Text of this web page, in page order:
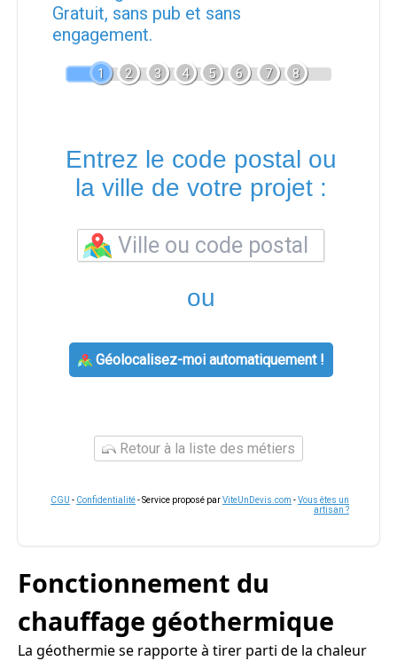
Gratuit, sans pub et sans
engagement.
1 2 3 4 5 6 7 8
Entrez le code postal ou
la ville de votre projet :
ou
Géolocalisez-moi automatiquement !
Retour à la liste des métiers
CGU - Confidentialité- Service proposé parViteUnDevis.com -Vous êtes un
artisan ?
Fonctionnement du
chauffage géothermique
La géothermie se rapporte à tirer parti de la chaleur